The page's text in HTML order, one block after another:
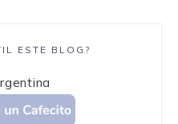
ESTE BLOG?